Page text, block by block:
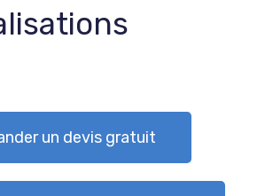
un devis gratuit